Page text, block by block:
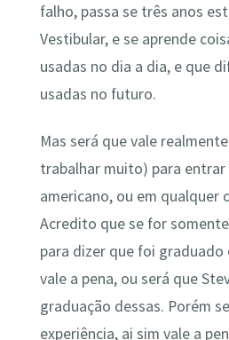
falho, passa se três anos
Vestibular, e se aprende
usadas no dia a dia, e que
usadas no futuro.
Mas será que vale
trabalhar muito) para entrar
americano, ou em qualquer
Acredito que se for
para dizer que foi graduado
vale a pena, ou será que
graduação dessas. Porém
experiência, ai sim vale a